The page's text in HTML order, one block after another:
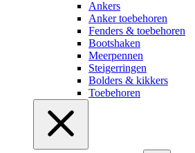
Ankers
Anker toebehoren
Fenders & toebehoren
Bootshaken
Meerpennen
Steigerringen
Bolders & kikkers
Toebehoren